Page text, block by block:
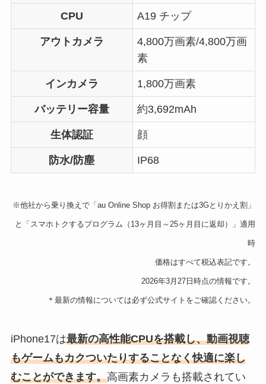
CPU A19 チップ
アウトカメラ
4,800万画素/4,800万画
素
インカメラ 1,800万画素
バッテリー容量 約3,692mAh
生体認証 顔
防水/防塵 IP68
※他社から乗り換えで「au Online Shop お得割または3Gとりかえ割」
と「スマホトクするプログラム（13ヶ月目～25ヶ月目に返却）」適用
時
価格はすべて税込表記です。
2026年3月27日時点の情報です。
＊最新の情報については必ず公式サイトをご確認ください。
iPhone17は最新の高性能CPUを搭載し、動画視聴
もゲームもカクついたりすることなく快適に楽し
むことができます。高画素カメラも搭載されてい